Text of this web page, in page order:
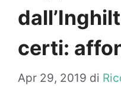
certi:
Apr 29, 2019 di